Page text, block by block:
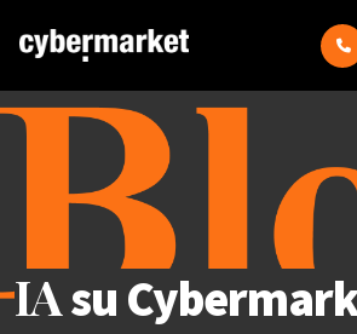
IAsu